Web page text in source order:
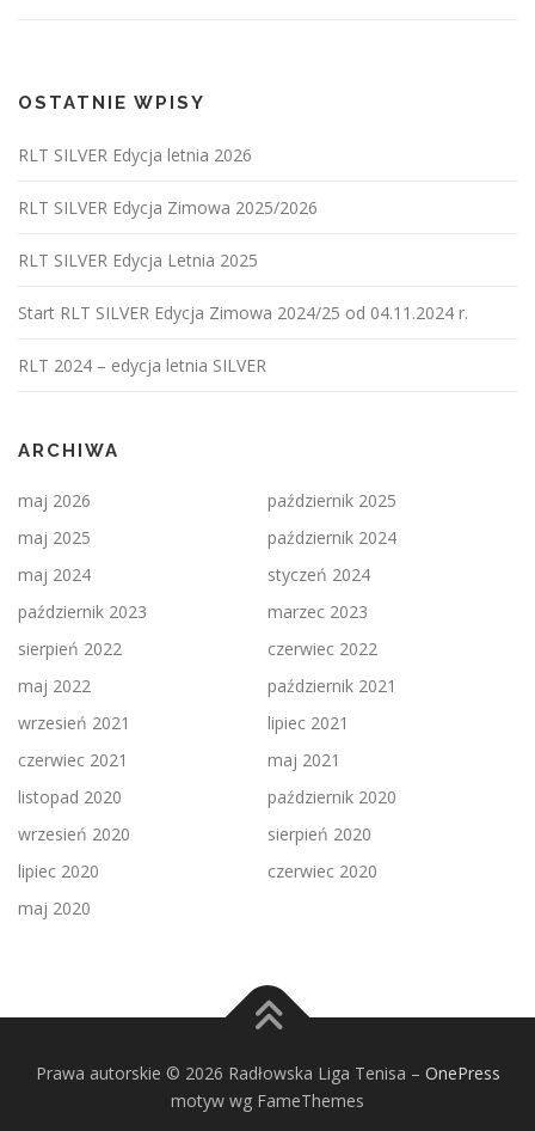
OSTATNIE WPISY
RLT SILVER Edycja letnia 2026
RLT SILVER Edycja Zimowa 2025/2026
RLT SILVER Edycja Letnia 2025
Start RLT SILVER Edycja Zimowa 2024/25 od 04.11.2024 r.
RLT 2024 – edycja letnia SILVER
ARCHIWA
maj 2026
październik 2025
maj 2025
październik 2024
maj 2024
styczeń 2024
październik 2023
marzec 2023
sierpień 2022
czerwiec 2022
maj 2022
październik 2021
wrzesień 2021
lipiec 2021
czerwiec 2021
maj 2021
listopad 2020
październik 2020
wrzesień 2020
sierpień 2020
lipiec 2020
czerwiec 2020
maj 2020
Prawa autorskie © 2026 Radłowska Liga Tenisa – OnePress
motyw wg FameThemes